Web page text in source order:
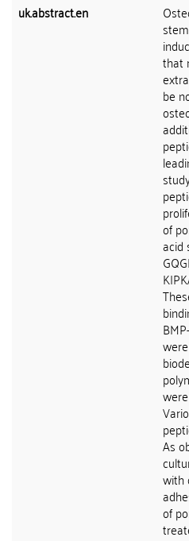
uk.abstract.en
that
be
of
acid
As
with
of